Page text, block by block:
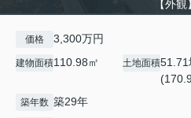
【外観】
価格 3,300万円
建物面積110.98㎡ 土地面積51.71
築年数 築29年